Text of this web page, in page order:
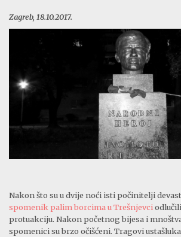
Zagreb, 18.10.2017.
Nakon što su u dvije noći isti počinitelji
spomenik palim borcima u Trešnjevci
protuakciju. Nakon početnog bijesa i
spomenici su brzo očišćeni. Tragovi